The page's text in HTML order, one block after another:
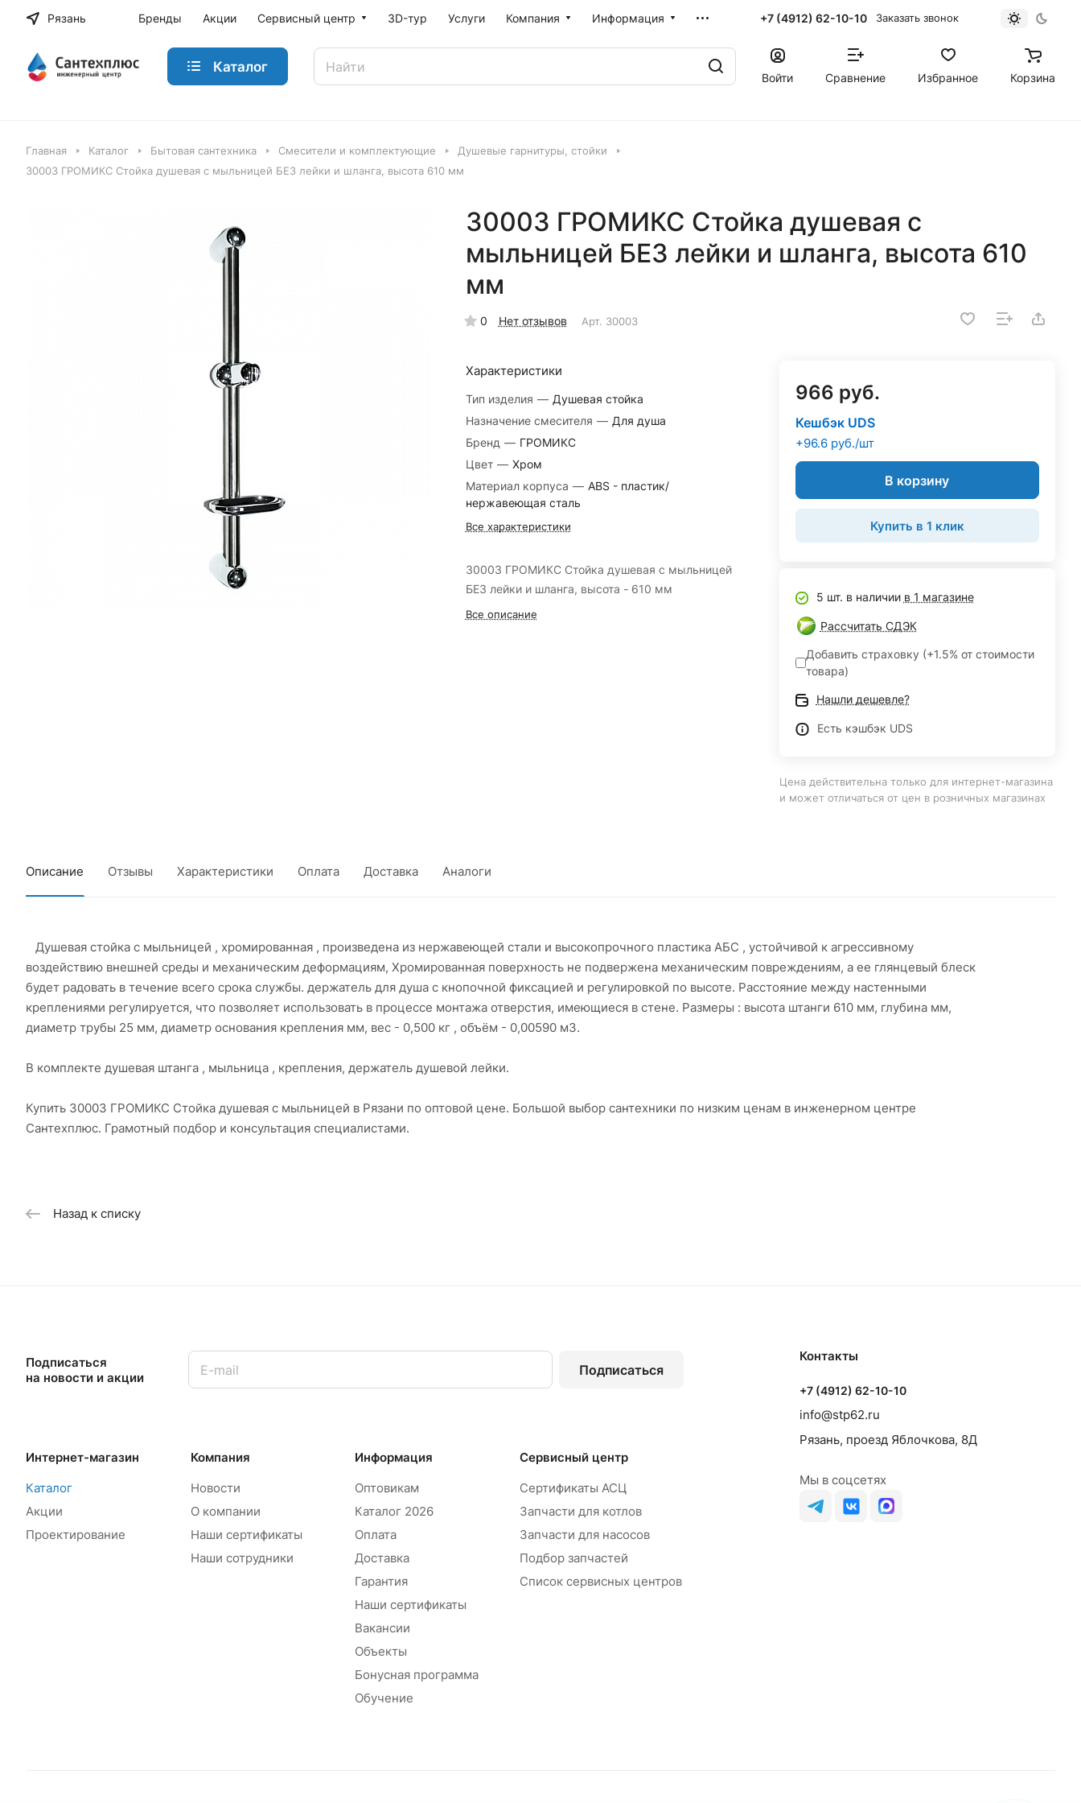
Рязань Бренды Акции Сервисный центр 3D-тур Услуги Компания Информация +7 (4912) 62-10-10 Заказать звонок
Каталог
Войти Сравнение Избранное Корзина
Главная Каталог Бытовая сантехника Смесители и комплектующие
Душевые гарнитуры, стойки
30003 ГРОМИКС Стойка душевая с мыльницей БЕЗ лейки и шланга, высота 610 мм
30003 ГРОМИКС Стойка душевая с
мыльницей БЕЗ лейки и шланга, высота 610
мм
0 Нет отзывов Арт. 30003
Характеристики
Тип изделия — Душевая стойка
Назначение смесителя — Для душа
Бренд — ГРОМИКС
Цвет — Хром
Материал корпуса — ABS - пластик/
нержавеющая сталь
Все характеристики
30003 ГРОМИКС Стойка душевая с мыльницей
БЕЗ лейки и шланга, высота - 610 мм
Все описание
966 руб.
Кешбэк UDS
+96.6 руб./шт
В корзину
Купить в 1 клик
5 шт. в наличии в 1 магазине
Рассчитать СДЭК
Добавить страховку (+1.5% от стоимости
товара)
Нашли дешевле?
Есть кэшбэк UDS
Цена действительна только для интернет-магазина
и может отличаться от цен в розничных магазинах
Описание Отзывы Характеристики Оплата Доставка Аналоги
Душевая стойка с мыльницей , хромированная , произведена из нержавеющей стали и высокопрочного пластика АБС , устойчивой к агрессивному
воздействию внешней среды и механическим деформациям, Хромированная поверхность не подвержена механическим повреждениям, а ее глянцевый блеск
будет радовать в течение всего срока службы. держатель для душа с кнопочной фиксацией и регулировкой по высоте. Расстояние между настенными
креплениями регулируется, что позволяет использовать в процессе монтажа отверстия, имеющиеся в стене. Размеры : высота штанги 610 мм, глубина мм,
диаметр трубы 25 мм, диаметр основания крепления мм, вес - 0,500 кг , объём - 0,00590 м3.
В комплекте душевая штанга , мыльница , крепления, держатель душевой лейки.
Купить 30003 ГРОМИКС Стойка душевая с мыльницей в Рязани по оптовой цене. Большой выбор сантехники по низким ценам в инженерном центре
Сантехплюс. Грамотный подбор и консультация специалистами.
Назад к списку
Подписаться
на новости и акции
Подписаться
Интернет-магазин
Каталог
Акции
Проектирование
Компания
Новости
О компании
Наши сертификаты
Наши сотрудники
Информация
Оптовикам
Каталог 2026
Оплата
Доставка
Гарантия
Наши сертификаты
Вакансии
Объекты
Бонусная программа
Обучение
Сервисный центр
Сертификаты АСЦ
Запчасти для котлов
Запчасти для насосов
Подбор запчастей
Список сервисных центров
Контакты
+7 (4912) 62-10-10
info@stp62.ru
Рязань, проезд Яблочкова, 8Д
Мы в соцсетях